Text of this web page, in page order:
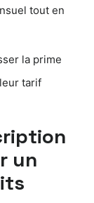
tout en
la prime
tarif
un